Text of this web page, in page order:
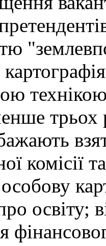
трьох
комісії
особову
освіту;